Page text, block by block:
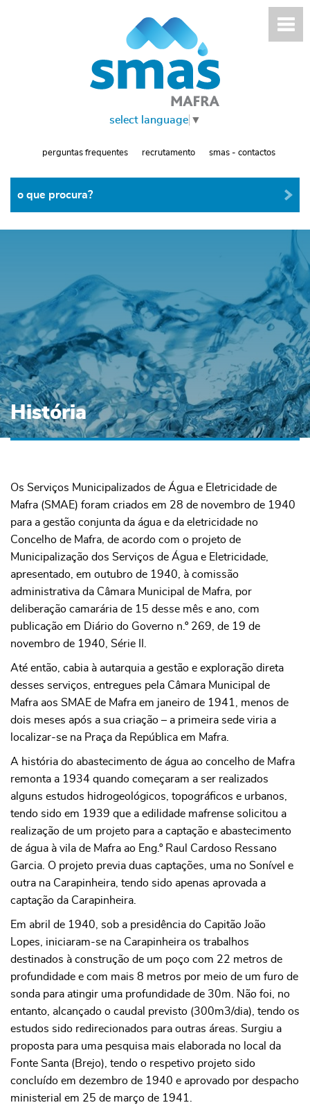
select language ▼
perguntas frequentes recrutamento smas - contactos
História
Os Serviços Municipalizados de Água e Eletricidade de
Mafra (SMAE) foram criados em 28 de novembro de 1940
para a gestão conjunta da água e da eletricidade no
Concelho de Mafra, de acordo com o projeto de
Municipalização dos Serviços de Água e Eletricidade,
apresentado, em outubro de 1940, à comissão
administrativa da Câmara Municipal de Mafra, por
deliberação camarária de 15 desse mês e ano, com
publicação em Diário do Governo n.º 269, de 19 de
novembro de 1940, Série II.
Até então, cabia à autarquia a gestão e exploração direta
desses serviços, entregues pela Câmara Municipal de
Mafra aos SMAE de Mafra em janeiro de 1941, menos de
dois meses após a sua criação – a primeira sede viria a
localizar-se na Praça da República em Mafra.
A história do abastecimento de água ao concelho de Mafra
remonta a 1934 quando começaram a ser realizados
alguns estudos hidrogeológicos, topográficos e urbanos,
tendo sido em 1939 que a edilidade mafrense solicitou a
realização de um projeto para a captação e abastecimento
de água à vila de Mafra ao Eng.º Raul Cardoso Ressano
Garcia. O projeto previa duas captações, uma no Sonível e
outra na Carapinheira, tendo sido apenas aprovada a
captação da Carapinheira.
Em abril de 1940, sob a presidência do Capitão João
Lopes, iniciaram-se na Carapinheira os trabalhos
destinados à construção de um poço com 22 metros de
profundidade e com mais 8 metros por meio de um furo de
sonda para atingir uma profundidade de 30m. Não foi, no
entanto, alcançado o caudal previsto (300m3/dia), tendo os
estudos sido redirecionados para outras áreas. Surgiu a
proposta para uma pesquisa mais elaborada no local da
Fonte Santa (Brejo), tendo o respetivo projeto sido
concluído em dezembro de 1940 e aprovado por despacho
ministerial em 25 de março de 1941.